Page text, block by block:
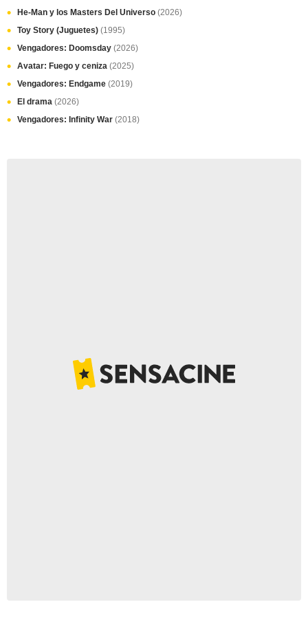
He-Man y los Masters Del Universo (2026)
Toy Story (Juguetes) (1995)
Vengadores: Doomsday (2026)
Avatar: Fuego y ceniza (2025)
Vengadores: Endgame (2019)
El drama (2026)
Vengadores: Infinity War (2018)